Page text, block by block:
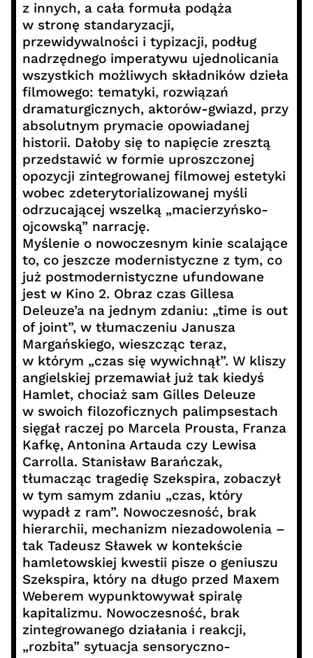
z innych, a cała formuła podąża
w stronę standaryzacji,
przewidywalności i typizacji, podług
nadrzędnego imperatywu ujednolicania
wszystkich możliwych składników dzieła
filmowego: tematyki, rozwiązań
dramaturgicznych, aktorów-gwiazd, przy
absolutnym prymacie opowiadanej
historii. Dałoby się to napięcie zresztą
przedstawić w formie uproszczonej
opozycji zintegrowanej filmowej estetyki
wobec zdeterytorializowanej myśli
odrzucającej wszelką „macierzyńsko-
ojcowską” narrację.
Myślenie o nowoczesnym kinie scalające
to, co jeszcze modernistyczne z tym, co
już postmodernistyczne ufundowane
jest w Kino 2. Obraz czas Gillesa
Deleuze’a na jednym zdaniu: „time is out
of joint”, w tłumaczeniu Janusza
Margańskiego, wieszcząc teraz,
w którym „czas się wywichnął”. W kliszy
angielskiej przemawiał już tak kiedyś
Hamlet, chociaż sam Gilles Deleuze
w swoich filozoficznych palimpsestach
sięgał raczej po Marcela Prousta, Franza
Kafkę, Antonina Artauda czy Lewisa
Carrolla. Stanisław Barańczak,
tłumacząc tragedię Szekspira, zobaczył
w tym samym zdaniu „czas, który
wypadł z ram”. Nowoczesność, brak
hierarchii, mechanizm niezadowolenia –
tak Tadeusz Sławek w kontekście
hamletowskiej kwestii pisze o geniuszu
Szekspira, który na długo przed Maxem
Weberem wypunktowywał spiralę
kapitalizmu. Nowoczesność, brak
zintegrowanego działania i reakcji,
„rozbita” sytuacja sensoryczno-